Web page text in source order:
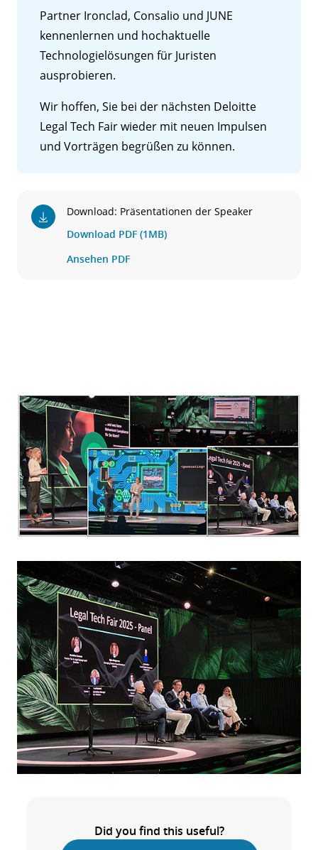
Partner Ironclad, Consalio und JUNE
kennenlernen und hochaktuelle
Technologielösungen für Juristen
ausprobieren.
Wir hoffen, Sie bei der nächsten Deloitte
Legal Tech Fair wieder mit neuen Impulsen
und Vorträgen begrüßen zu können.
Download: Präsentationen der Speaker
Download PDF (1MB)
Ansehen PDF
Did you find this useful?